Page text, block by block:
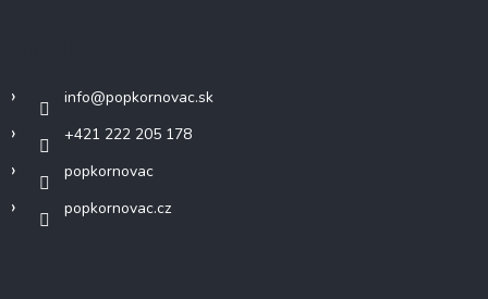
info@popkornovac.sk
+421 222 205 178
popkornovac
popkornovac.cz